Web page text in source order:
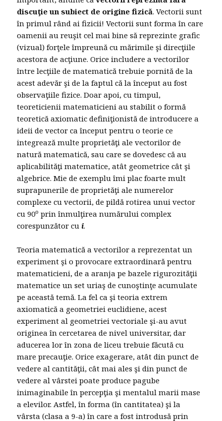
discuţie un subiect de origine fizică. Vectorii sunt
în primul rând ai fizicii! Vectorii sunt forma în care
oamenii au reuşit cel mai bine să reprezinte grafic
(vizual) forţele împreună cu mărimile şi direcţiile
acestora de acţiune. Orice includere a vectorilor
între lecţiile de matematică trebuie pornită de la
acest adevăr şi de la faptul că la început au fost
observaţiile fizice. Doar apoi, cu timpul,
teoreticienii matematicieni au stabilit o formă
teoretică axiomatic definiţionistă de introducere a
ideii de vector ca început pentru o teorie ce
integrează multe proprietăţi ale vectorilor de
natură matematică, sau care se dovedesc că au
aplicabilităţi matematice, atât geometrice cât şi
algebrice. Mie de exemplu îmi plac foarte mult
suprapunerile de proprietăţi ale numerelor
complexe cu vectorii, de pildă rotirea unui vector
cu 90o prin înmulţirea numărului complex
corespunzător cu i.
Teoria matematică a vectorilor a reprezentat un
experiment şi o provocare extraordinară pentru
matematicieni, de a aranja pe bazele rigurozităţii
matematice un set uriaş de cunoştinţe acumulate
pe această temă. La fel ca şi teoria extrem
axiomatică a geometriei euclidiene, acest
experiment al geometriei vectoriale şi-au avut
originea în cercetarea de nivel universitar, dar
aducerea lor în zona de liceu trebuie făcută cu
mare precauţie. Orice exagerare, atât din punct de
vedere al cantităţii, cât mai ales şi din punct de
vedere al vârstei poate produce pagube
inimaginabile în percepţia şi mentalul marii mase
a elevilor. Astfel, în forma (în cantitatea) şi la
vârsta (clasa a 9-a) în care a fost introdusă prin